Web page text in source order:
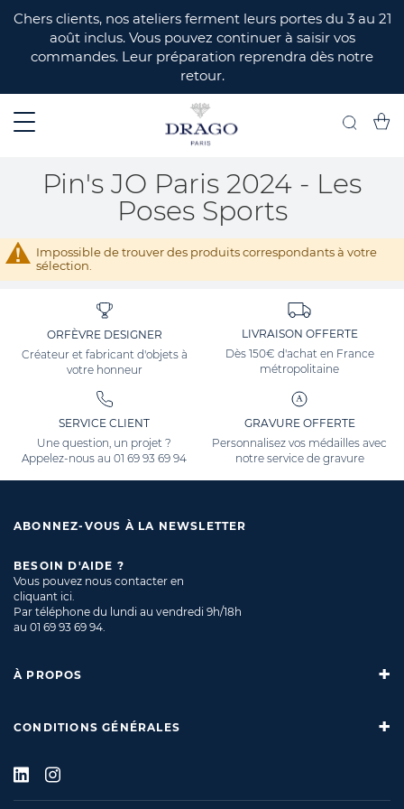
Chers clients, nos ateliers ferment leurs portes du 3 au 21
août inclus. Vous pouvez continuer à saisir vos
commandes. Leur préparation reprendra dès notre
retour.
Pin's JO Paris 2024 - Les
Poses Sports
Impossible de trouver des produits correspondants à votre
sélection.
ORFÈVRE DESIGNER
Créateur et fabricant d'objets à
votre honneur
LIVRAISON OFFERTE
Dès 150€ d'achat en France
métropolitaine
SERVICE CLIENT
Une question, un projet ?
Appelez-nous au01 69 93 69 94
GRAVURE OFFERTE
Personnalisez vos médailles avec
notre service de gravure
ABONNEZ-VOUS À LA NEWSLETTER
BESOIN D'AIDE ?
Vous pouvez nous contacter en
cliquant ici.
Par téléphone du lundi au vendredi 9h/18h
au 01 69 93 69 94.
À PROPOS
CONDITIONS GÉNÉRALES